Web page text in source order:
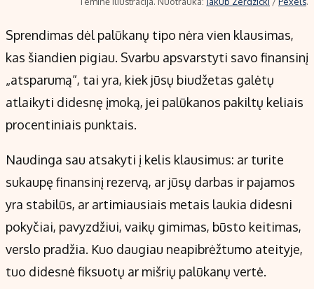
Sprendimas dėl palūkanų tipo nėra vien klausimas,
kas šiandien pigiau. Svarbu apsvarstyti savo finansinį
„atsparumą“, tai yra, kiek jūsų biudžetas galėtų
atlaikyti didesnę įmoką, jei palūkanos pakiltų keliais
procentiniais punktais.
Naudinga sau atsakyti į kelis klausimus: ar turite
sukaupę finansinį rezervą, ar jūsų darbas ir pajamos
yra stabilūs, ar artimiausiais metais laukia didesni
pokyčiai, pavyzdžiui, vaikų gimimas, būsto keitimas,
verslo pradžia. Kuo daugiau neapibrėžtumo ateityje,
tuo didesnė fiksuotų ar mišrių palūkanų vertė.